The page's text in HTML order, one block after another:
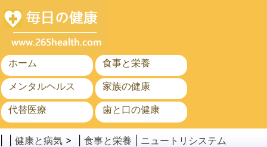
ホーム
食事と栄養
メンタルヘルス
家族の健康
代替医療
歯と口の健康
がん
公衆衛生
健康と病気 > | 食事と栄養 ニュートリシステム